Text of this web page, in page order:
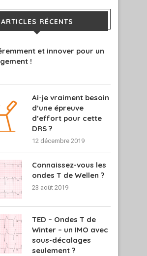
ARTICLES RÉCENTS
et innover pour un
!
Ai-je vraiment besoin
d’une épreuve
d’effort pour cette
DRS ?
12 décembre 2019
Connaissez-vous les
ondes T de Wellen ?
23 août 2019
TED – Ondes T de
Winter – un IMO avec
sous-décalages
seulement ?